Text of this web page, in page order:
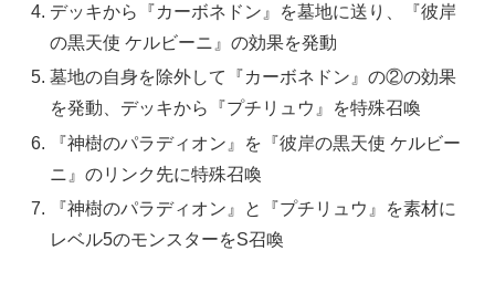
デッキから『カーボネドン』を墓地に送り、『彼岸
の黒天使 ケルビーニ』の効果を発動
墓地の自身を除外して『カーボネドン』の②の効果
を発動、デッキから『プチリュウ』を特殊召喚
『神樹のパラディオン』を『彼岸の黒天使 ケルビー
ニ』のリンク先に特殊召喚
『神樹のパラディオン』と『プチリュウ』を素材に
レベル5のモンスターをS召喚